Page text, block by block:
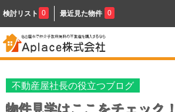
検討リスト 0 最近見た物件 0
不動産屋社長の役立つブログ